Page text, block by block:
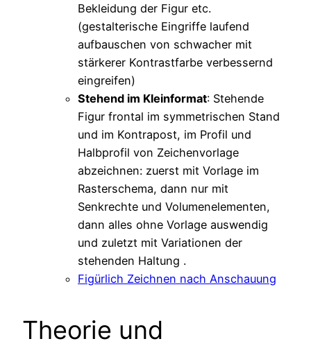
Bekleidung der Figur etc.
(gestalterische Eingriffe laufend
aufbauschen von schwacher mit
stärkerer Kontrastfarbe verbessernd
eingreifen)
Stehend im Kleinformat: Stehende
Figur frontal im symmetrischen Stand
und im Kontrapost, im Profil und
Halbprofil von Zeichenvorlage
abzeichnen: zuerst mit Vorlage im
Rasterschema, dann nur mit
Senkrechte und Volumenelementen,
dann alles ohne Vorlage auswendig
und zuletzt mit Variationen der
stehenden Haltung .
Figürlich Zeichnen nach Anschauung
Theorie und